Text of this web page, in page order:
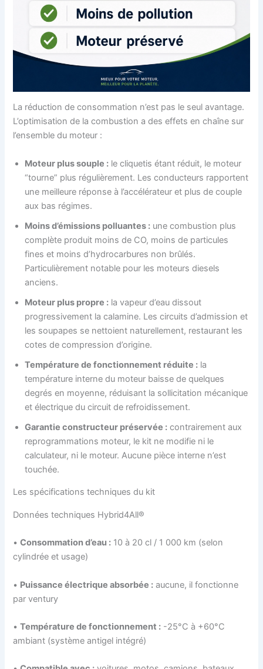
La réduction de consommation n’est pas le seul avantage.
L’optimisation de la combustion a des effets en chaîne sur
l’ensemble du moteur :
Moteur plus souple : le cliquetis étant réduit, le moteur
“tourne” plus régulièrement. Les conducteurs rapportent
une meilleure réponse à l’accélérateur et plus de couple
aux bas régimes.
Moins d’émissions polluantes : une combustion plus
complète produit moins de CO, moins de particules
fines et moins d’hydrocarbures non brûlés.
Particulièrement notable pour les moteurs diesels
anciens.
Moteur plus propre : la vapeur d’eau dissout
progressivement la calamine. Les circuits d’admission et
les soupapes se nettoient naturellement, restaurant les
cotes de compression d’origine.
Température de fonctionnement réduite : la
température interne du moteur baisse de quelques
degrés en moyenne, réduisant la sollicitation mécanique
et électrique du circuit de refroidissement.
Garantie constructeur préservée : contrairement aux
reprogrammations moteur, le kit ne modifie ni le
calculateur, ni le moteur. Aucune pièce interne n’est
touchée.
Les spécifications techniques du kit
Données techniques Hybrid4All®
•Consommation d’eau : 10 à 20 cl / 1 000 km (selon
cylindrée et usage)
• Puissance électrique absorbée : aucune, il fonctionne
par ventury
•Température de fonctionnement : -25°C à +60°C
ambiant (système antigel intégré)